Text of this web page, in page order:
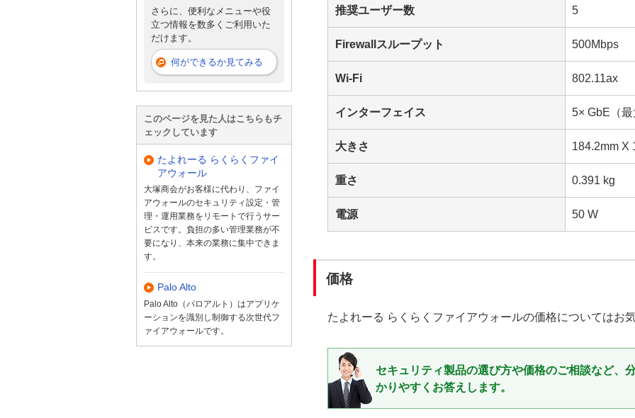
推奨ユーザー数 5
Firewallスループット 500Mbps
Wi-Fi 802.11ax
インターフェイス 5× GbE（
大きさ 184.2mm X
重さ 0.391 kg
電源 50 W
価格
たよれーる らくらくファイアウォールの価格についてはお
セキュリティ製品の選び方や価格のご相談など、
かりやすくお答えします。
さらに、便利なメニューや役
立つ情報を数多くご利用いた
だけます。
何ができるか見てみる
このページを見た人はこちらもチ
ェックしています
たよれーる らくらくファイ
アウォール
大塚商会がお客様に代わり、ファイ
アウォールのセキュリティ設定・管
理・運用業務をリモートで行うサー
ビスです。負担の多い管理業務が不
要になり、本来の業務に集中できま
す。
Palo Alto
Palo Alto（パロアルト）はアプリケ
ーションを識別し制御する次世代フ
ァイアウォールです。